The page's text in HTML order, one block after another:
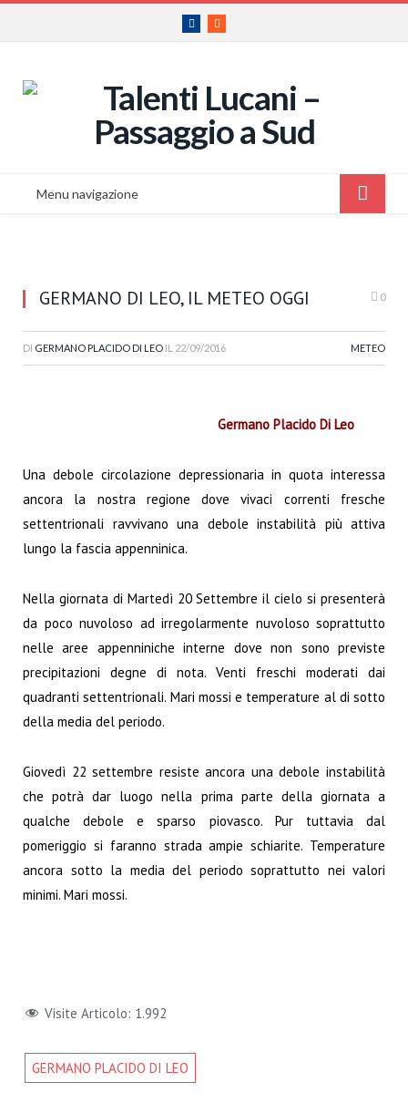
Facebook
RSS
Menu navigazione
GERMANO DI LEO, IL METEO OGGI 0
DI GERMANO PLACIDO DI LEO IL 22/09/2016 METEO
Germano Placido Di Leo
Una debole circolazione depressionaria in quota interessa
ancora la nostra regione dove vivaci correnti fresche
settentrionali ravvivano una debole instabilità più attiva
lungo la fascia appenninica.
Nella giornata di Martedì 20 Settembre il cielo si presenterà
da poco nuvoloso ad irregolarmente nuvoloso soprattutto
nelle aree appenniniche interne dove non sono previste
precipitazioni degne di nota. Venti freschi moderati dai
quadranti settentrionali. Mari mossi e temperature al di sotto
della media del periodo.
Giovedì 22 settembre resiste ancora una debole instabilità
che potrà dar luogo nella prima parte della giornata a
qualche debole e sparso piovasco. Pur tuttavia dal
pomeriggio si faranno strada ampie schiarite. Temperature
ancora sotto la media del periodo soprattutto nei valori
minimi. Mari mossi.
Visite Articolo: 1.992
GERMANO PLACIDO DI LEO